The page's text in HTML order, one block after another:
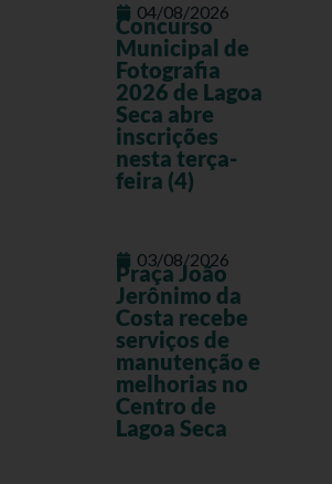
04/08/2026
Concurso
Municipal de
Fotografia
2026 de Lagoa
Seca abre
inscrições
nesta terça-
feira (4)
03/08/2026
Praça João
Jerônimo da
Costa recebe
serviços de
manutenção e
melhorias no
Centro de
Lagoa Seca